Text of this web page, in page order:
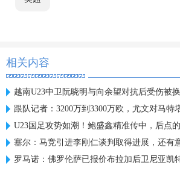
相关内容
越南U23中卫阮晓明与向余望对抗后受伤被
跟队记者：3200万到3300万欧，尤文对马特塔
U23国足攻势如潮！鲍盛鑫精准传中，后点
塞尔：马竞引进李刚仁谈判取得进展，还有
罗马诺：佛罗伦萨已报价布拉加后卫尼亚凯